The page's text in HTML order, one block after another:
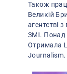
Також
Великій
агентстві
ЗМІ. Понад
Отримала
Journalism.